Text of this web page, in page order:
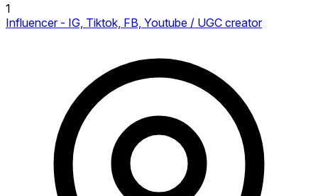
1
Influencer - IG, Tiktok, FB, Youtube / UGC creator